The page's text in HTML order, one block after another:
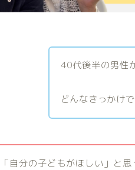
40代後半の男性
どんなきっかけ
「自分の子どもがほしい」と思